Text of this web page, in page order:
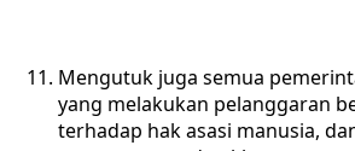
Mengutuk juga semua
yang melakukan pelanggaran
terhadap hak asasi manusia,